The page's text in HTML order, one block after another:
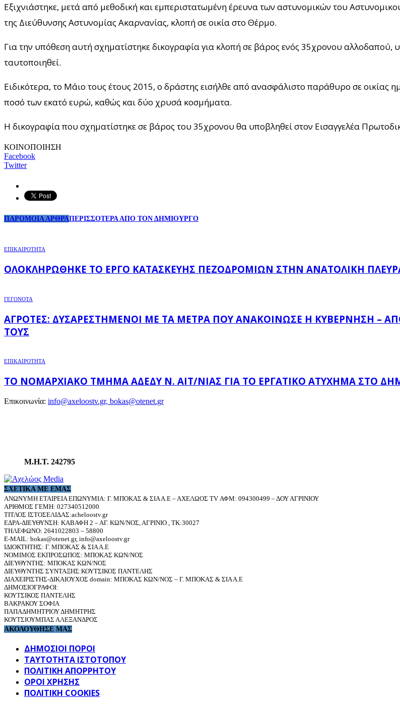
Εξιχνιάστηκε, μετά από μεθοδική και εμπεριστατωμένη έρευνα των αστυνομικών του
της Διεύθυνσης Αστυνομίας Ακαρνανίας, κλοπή σε οικία στο Θέρμο.
Για την υπόθεση αυτή σχηματίστηκε δικογραφία για κλοπή σε βάρος ενός 35χρονου αλλοδαπού,
ταυτοποιηθεί.
Ειδικότερα, το Μάιο τους έτους 2015, ο δράστης εισήλθε από ανασφάλιστο παράθυρο σε οικίας
ποσό των εκατό ευρώ, καθώς και δύο χρυσά κοσμήματα.
Η δικογραφία που σχηματίστηκε σε βάρος του 35χρονου θα υποβληθεί στον Εισαγγελέα
ΚΟΙΝΟΠΟΙΗΣΗ
Facebook
Twitter
ΠΑΡΟΜΟΙΑ ΑΡΘΡΑΠΕΡΙΣΣΟΤΕΡΑ ΑΠΟ ΤΟΝ ΔΗΜΙΟΥΡΓΟ
ΕΠΙΚΑΙΡΟΤΗΤΑ
ΟΛΟΚΛΗΡΏΘΗΚΕ ΤΟ ΈΡΓΟ ΚΑΤΑΣΚΕΥΉΣ ΠΕΖΟΔΡΟΜΊΩΝ ΣΤΗΝ ΑΝΑΤΟΛΙΚΉ
ΓΕΓΟΝΟΤΑ
ΑΓΡΌΤΕΣ: ΔΥΣΑΡΕΣΤΗΜΈΝΟΙ ΜΕ ΤΑ ΜΈΤΡΑ ΠΟΥ ΑΝΑΚΟΊΝΩΣΕ Η ΚΥΒΈΡΝΗΣΗ –
ΤΟΥΣ
ΕΠΙΚΑΙΡΟΤΗΤΑ
ΤΟ ΝΟΜΑΡΧΙΑΚΌ ΤΜΉΜΑ ΑΔΕΔΥ Ν. ΑΙΤ/ΝΊΑΣ ΓΙΑ ΤΟ ΕΡΓΑΤΙΚΌ ΑΤΎΧΗΜΑ ΣΤΟ
Επικοινωνία: info@axeloostv.gr, bokas@otenet.gr
Μ.Η.Τ. 242795
ΣΧΕΤΙΚΆ ΜΕ ΕΜΆΣ
ΑΝΩΝΥΜΗ ΕΤΑΙΡΕΙΑ ΕΠΩΝΥΜΙΑ: Γ. ΜΠΟΚΑΣ & ΣΙΑ Α.Ε – ΑΧΕΛΩΟΣ TV ΑΦΜ: 094300499 – ΔΟΥ ΑΓΡΙΝΙΟΥ
ΑΡΙΘΜΟΣ ΓΕΜΗ: 027340512000
ΤΙΤΛΟΣ ΙΣΤΟΣΕΛΙΔΑΣ:acheloostv.gr
ΕΔΡΑ-ΔΙΕΥΘΥΝΣΗ: ΚΑΒΑΦΗ 2 – ΑΓ. ΚΩΝ/ΝΟΣ, ΑΓΡΙΝΙΟ , ΤΚ:30027
ΤΗΛΕΦΩΝΟ: 2641022803 – 58800
E-MAIL: bokas@otenet.gr, info@axeloostv.gr
ΙΔΙΟΚΤΗΤΗΣ: Γ. ΜΠΟΚΑΣ & ΣΙΑ Α.Ε
ΝΟΜΙΜΟΣ ΕΚΠΡΟΣΩΠΟΣ: ΜΠΟΚΑΣ ΚΩΝ/ΝΟΣ
ΔΙΕΥΘΥΝΤΗΣ: ΜΠΟΚΑΣ ΚΩΝ/ΝΟΣ
ΔΙΕΥΘΥΝΤΗΣ ΣΥΝΤΑΞΗΣ:ΚΟΥΤΣΙΚΟΣ ΠΑΝΤΕΛΗΣ
ΔΙΑΧΕΙΡΙΣΤΗΣ-ΔΙΚΑΙΟΥΧΟΣ domain: ΜΠΟΚΑΣ ΚΩΝ/ΝΟΣ – Γ. ΜΠΟΚΑΣ & ΣΙΑ Α.Ε
ΔΗΜΟΣΙΟΓΡΑΦΟΙ:
ΚΟΥΤΣΙΚΟΣ ΠΑΝΤΕΛΗΣ
ΒΑΚΡΑΚΟΥ ΣΟΦΙΑ
ΠΑΠΑΔΗΜΗΤΡΙΟΥ ΔΗΜΗΤΡΗΣ
ΚΟΥΤΣΙΟΥΜΠΑΣ ΑΛΕΞΑΝΔΡΟΣ
ΑΚΟΛΟΥΘΗΣΕ ΜΑΣ
ΔΗΜΟΣΙΟΙ ΠΟΡΟΙ
ΤΑΥΤΌΤΗΤΑ ΙΣΤΌΤΟΠΟΥ
ΠΟΛΙΤΙΚΉ ΑΠΟΡΡΉΤΟΥ
ΌΡΟΙ ΧΡΉΣΗΣ
ΠΟΛΙΤΙΚΗ COOKIES